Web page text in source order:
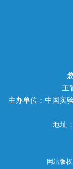
主
主办单位：中国实
地址
网站版